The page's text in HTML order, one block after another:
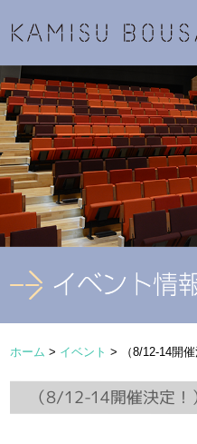
ホーム > イベント > （8/12-14開
（8/12-14開催決定！